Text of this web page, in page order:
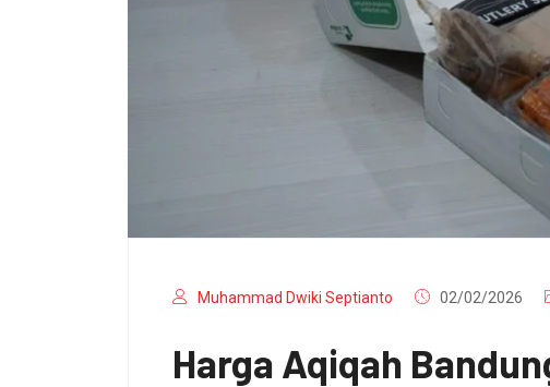
Muhammad Dwiki Septianto 02/02/2026
Harga Aqiqah